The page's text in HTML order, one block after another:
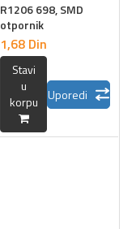
R1206 698, SMD
otpornik
1,68 Din
Stavi
u
korpu
Uporedi